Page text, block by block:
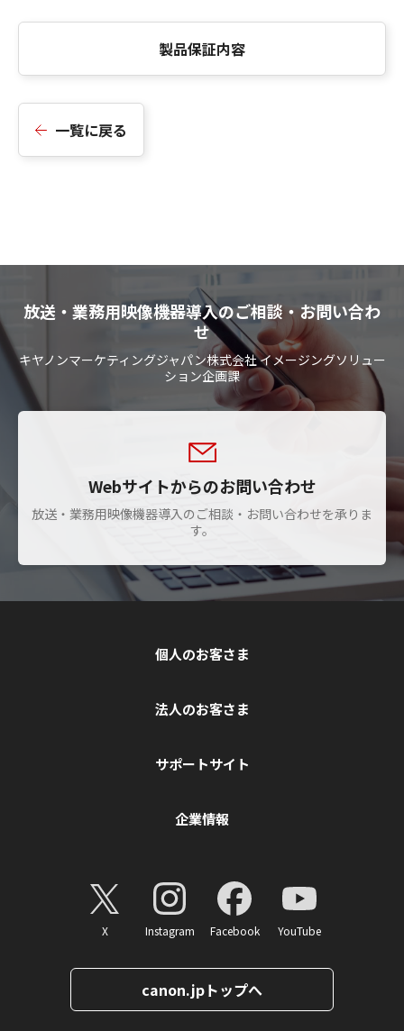
製品保証内容
一覧に戻る
放送・業務用映像機器導入のご相談・お問い合わ
せ
キヤノンマーケティングジャパン株式会社 イメージングソリュー
ション企画課
Webサイトからのお問い合わせ
放送・業務用映像機器導入のご相談・お問い合わせを承りま
す。
個人のお客さま
法人のお客さま
サポートサイト
企業情報
X Instagram Facebook YouTube
canon.jpトップへ